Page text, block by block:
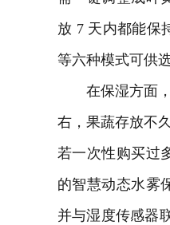
放 7 天内都能保
等六种模式可供
在保湿方面，
右，果蔬存放不
若一次性购买过
的智慧动态水雾
并与湿度传感器